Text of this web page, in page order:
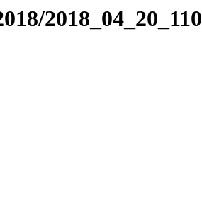
2018_04_20_110